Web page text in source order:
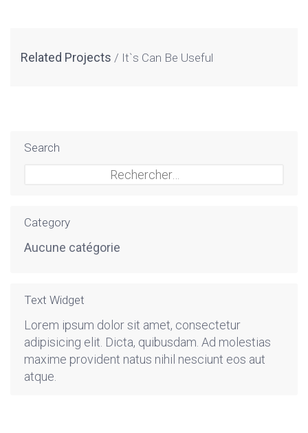
Related Projects It`s Can Be Useful
Search
Category
Aucune catégorie
Text Widget
Lorem ipsum dolor sit amet, consectetur
adipisicing elit. Dicta, quibusdam. Ad molestias
maxime provident natus nihil nesciunt eos aut
atque.